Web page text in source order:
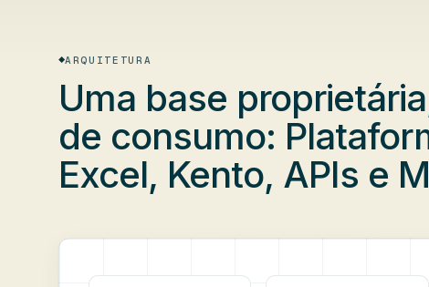
ARQUITETURA
Uma base proprietária
de consumo:
Excel, Kento, APIs e